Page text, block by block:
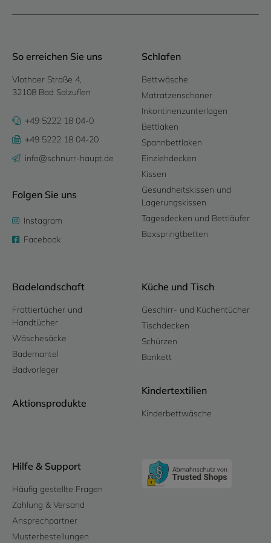
So erreichen Sie uns
Vlothoer Straße 4,
32108 Bad Salzuflen
+49 5222 18 04-0
+49 5222 18 04-20
info@schnurr-haupt.de
Folgen Sie uns
Instagram
Facebook
Schlafen
Bettwäsche
Matratzenschoner
Inkontinenzunterlagen
Bettlaken
Spannbettlaken
Einziehdecken
Kissen
Gesundheitskissen und
Lagerungskissen
Tagesdecken und Bettläufer
Boxspringtbetten
Badelandschaft
Frottiertücher und
Handtücher
Wäschesäcke
Bademantel
Badvorleger
Aktionsprodukte
Küche und Tisch
Geschirr- und Küchentücher
Tischdecken
Schürzen
Bankett
Kindertextilien
Kinderbettwäsche
Hilfe & Support
Häufig gestellte Fragen
Zahlung & Versand
Ansprechpartner
Musterbestellungen